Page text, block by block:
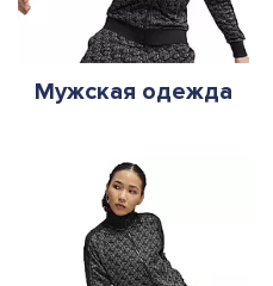
Мужская одежда